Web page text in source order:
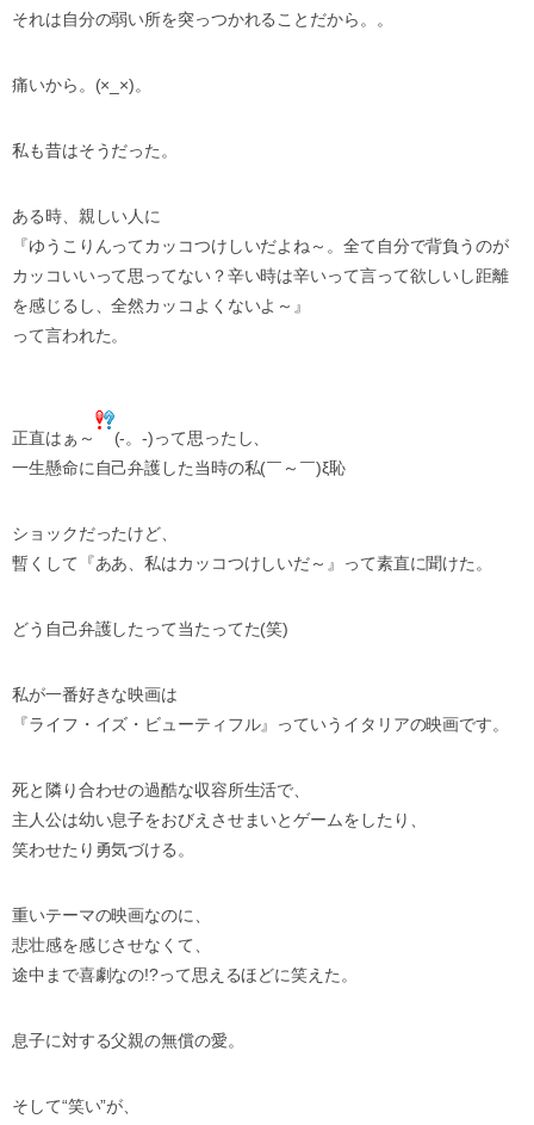
それは自分の弱い所を突っつかれることだから。。
痛いから。(×_×)。
私も昔はそうだった。
ある時、親しい人に
『ゆうこりんってカッコつけしいだよね～。全て自分で背負うのが
カッコいいって思ってない？辛い時は辛いって言って欲しいし距離
を感じるし、全然カッコよくないよ～』
って言われた。
正直はぁ～
(-。-)って思ったし、
一生懸命に自己弁護した当時の私(￣～￣)ξ恥
ショックだったけど、
暫くして『ああ、私はカッコつけしいだ～』って素直に聞けた。
どう自己弁護したって当たってた(笑)
私が一番好きな映画は
『ライフ・イズ・ビューティフル』っていうイタリアの映画です。
死と隣り合わせの過酷な収容所生活で、
主人公は幼い息子をおびえさせまいとゲームをしたり、
笑わせたり勇気づける。
重いテーマの映画なのに、
悲壮感を感じさせなくて、
途中まで喜劇なの!?って思えるほどに笑えた。
息子に対する父親の無償の愛。
そして“笑い”が、